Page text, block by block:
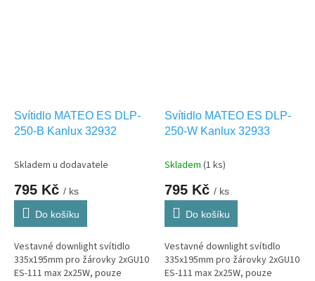
Svítidlo MATEO ES DLP-
250-B Kanlux 32932
Skladem u dodavatele
795 Kč / ks
Do košíku
Vestavné downlight svítidlo
335x195mm pro žárovky 2xGU10
ES-111 max 2x25W, pouze
Svítidlo MATEO ES DLP-
250-W Kanlux 32933
Skladem (1 ks)
795 Kč / ks
Do košíku
Vestavné downlight svítidlo
335x195mm pro žárovky 2xGU10
ES-111 max 2x25W, pouze